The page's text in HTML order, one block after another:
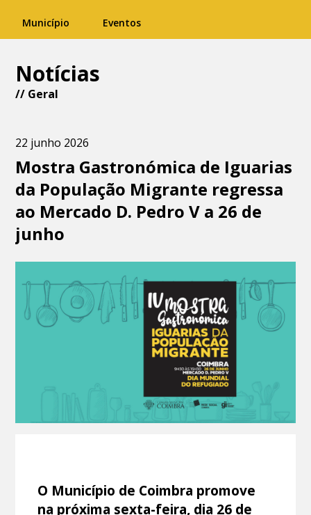
Município Eventos
Notícias
// Geral
22 junho 2026
Mostra Gastronómica de Iguarias
da População Migrante regressa
ao Mercado D. Pedro V a 26 de
junho
O Município de Coimbra promove
na próxima sexta-feira, dia 26 de